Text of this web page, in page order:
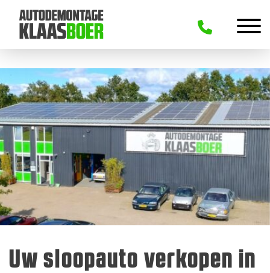
Uw sloopauto verkopen in